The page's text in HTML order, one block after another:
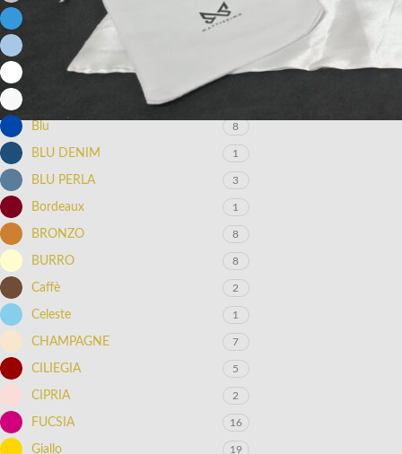
25
AZZURRO PERLA
BIANCO 23
Blu 8
BLU DENIM 1
BLU PERLA 3
Bordeaux 1
BRONZO 8
BURRO 8
Caffè 2
Celeste 1
CHAMPAGNE 7
CILIEGIA 5
CIPRIA 2
FUCSIA 16
Giallo 19